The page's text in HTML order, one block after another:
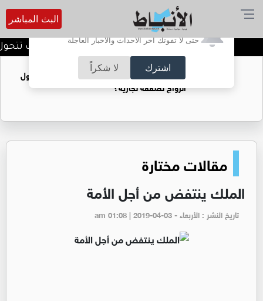
أترغب في تفعيل الإشعارات؟
حتى لا تفوتك آخر الأحداث والأخبار العاجلة
اشترك لا شكراً
البث المباشر
استراتيجيات التدويل،،، كيف
فتيات يستغللنه لتحقيق مكاسب مادية.. هل تحول
الزواج لصفقة تجارية؟
مقالات مختارة
الملك ینتفض من أجل الأمة
تاريخ النشر : الأربعاء - am 01:08 | 2019-04-03